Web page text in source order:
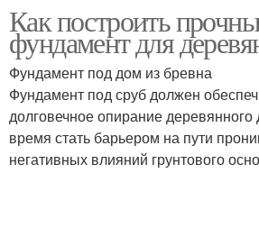
конкретного типа
Фундамент из кирпича
Как построить
фундамент для
Фундамент под дом из бревна
Фундамент под сруб должен
долговечное опирание
время стать барьером на пути
негативных влияний грунтового